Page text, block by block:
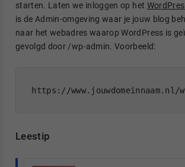
starten. Laten we inloggen op het
is de Admin-omgeving waar je jouw blog
naar het webadres waarop WordPress is
gevolgd door /wp-admin. Voorbeeld:
https://www.jouwdomeinnaam.nl/
Leestip